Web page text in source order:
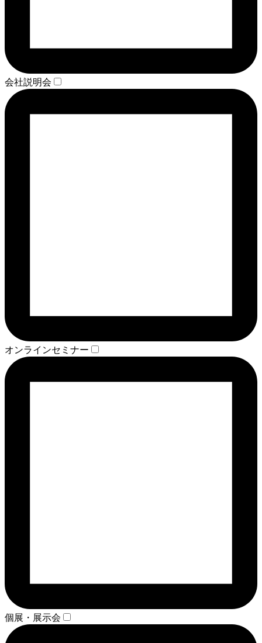
会社説明会
オンラインセミナー
個展・展示会